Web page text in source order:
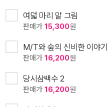
여덟 마리 말 그림
판매가 15,300원
M/T와 숲의 신비한 이야기
판매가 16,200원
당시삼백수 2
판매가 16,200원